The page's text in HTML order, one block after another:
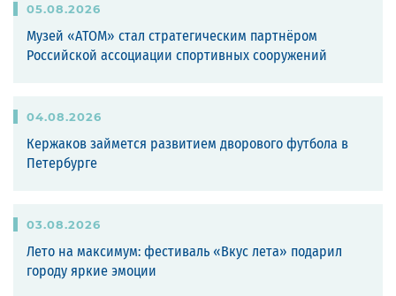
05.08.2026
Музей «АТОМ» стал стратегическим партнёром
Российской ассоциации спортивных сооружений
04.08.2026
Кержаков займется развитием дворового футбола в
Петербурге
03.08.2026
Лето на максимум: фестиваль «Вкус лета» подарил
городу яркие эмоции